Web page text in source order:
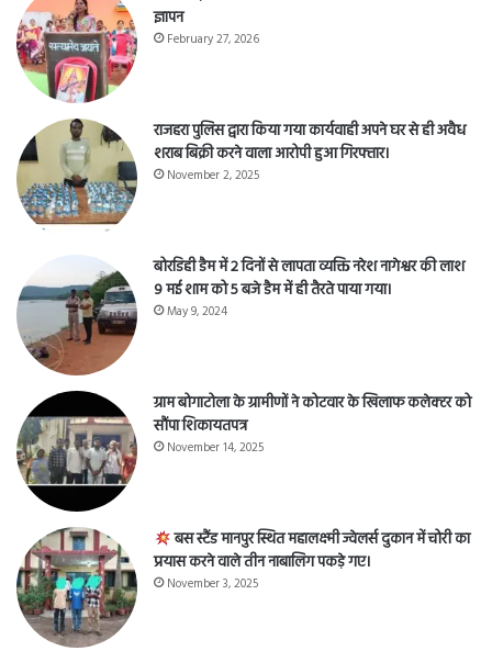
ज्ञापन
February 27, 2026
राजहरा पुलिस द्वारा किया गया कार्यवाही अपने घर से ही अवैध
शराब बिक्री करने वाला आरोपी हुआ गिरफ्तार।
November 2, 2025
बोरडिही डैम में 2 दिनों से लापता व्यक्ति नरेश नागेश्वर की लाश
9 मई शाम को 5 बजे डैम में ही तैरते पाया गया।
May 9, 2024
ग्राम बोगाटोला के ग्रामीणों ने कोटवार के खिलाफ कलेक्टर को
सौंपा शिकायतपत्र
November 14, 2025
बस स्टैंड मानपुर स्थित महालक्ष्मी ज्वेलर्स दुकान में चोरी का
प्रयास करने वाले तीन नाबालिग पकड़े गए।
November 3, 2025